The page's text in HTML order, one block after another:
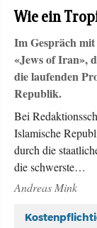
Wie ein
Im Gespräch
«Jews of Iran»,
die laufenden
Republik.
Bei
Islamische
durch die
die schwerste…
Andreas Mink